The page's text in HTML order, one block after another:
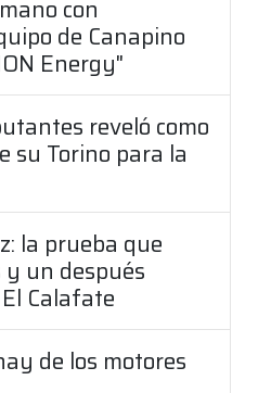
con
de Canapino
Energy"
reveló como
su Torino para la
la prueba que
un después
Calafate
de los motores